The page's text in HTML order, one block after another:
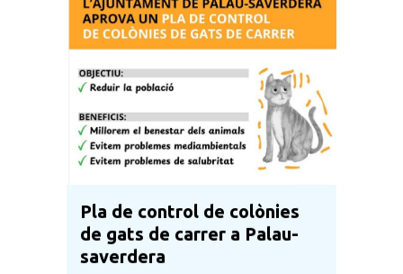
Pla de control de colònies
de gats de carrer a Palau-
saverdera